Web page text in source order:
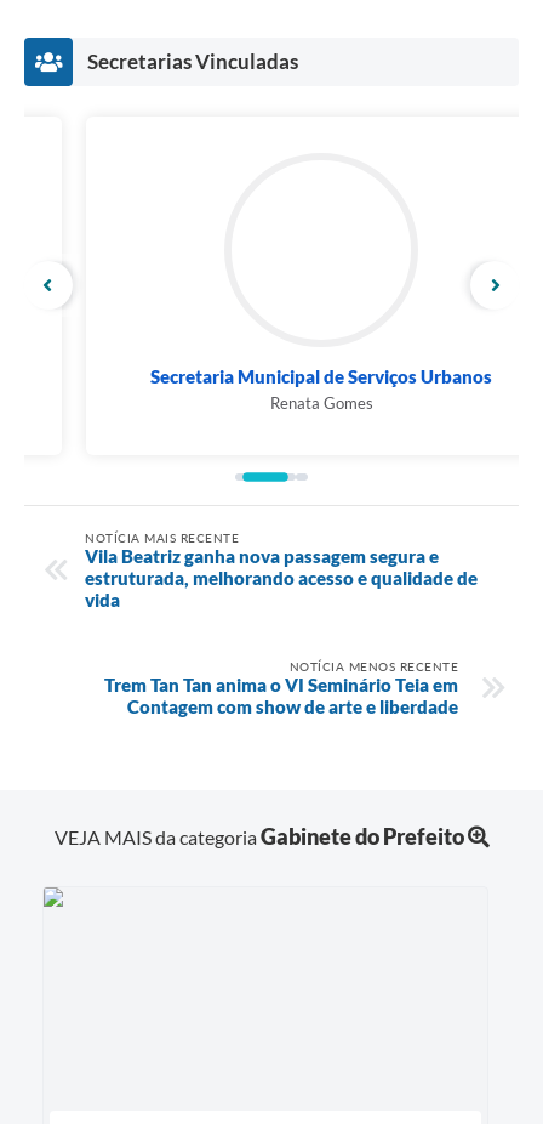
Secretarias Vinculadas
Secretaria Municipal de Serviços Urbanos
Renata Gomes
NOTÍCIA MAIS RECENTE
Vila Beatriz ganha nova passagem segura e
estruturada, melhorando acesso e qualidade de
vida
NOTÍCIA MENOS RECENTE
Trem Tan Tan anima o VI Seminário Teia em
Contagem com show de arte e liberdade
VEJA MAIS da categoriaGabinete do Prefeito